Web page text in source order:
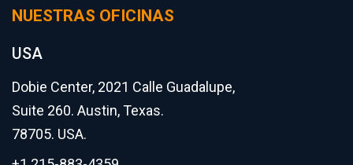
NUESTRAS OFICINAS
USA
Dobie Center, 2021 Calle Guadalupe,
Suite 260. Austin, Texas.
78705. USA.